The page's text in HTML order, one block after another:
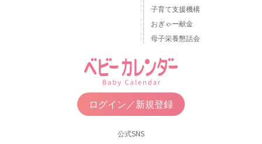
子育て支援機構
おぎゃー献金
母子栄養懇話会
ログイン／新規登録
公式SNS